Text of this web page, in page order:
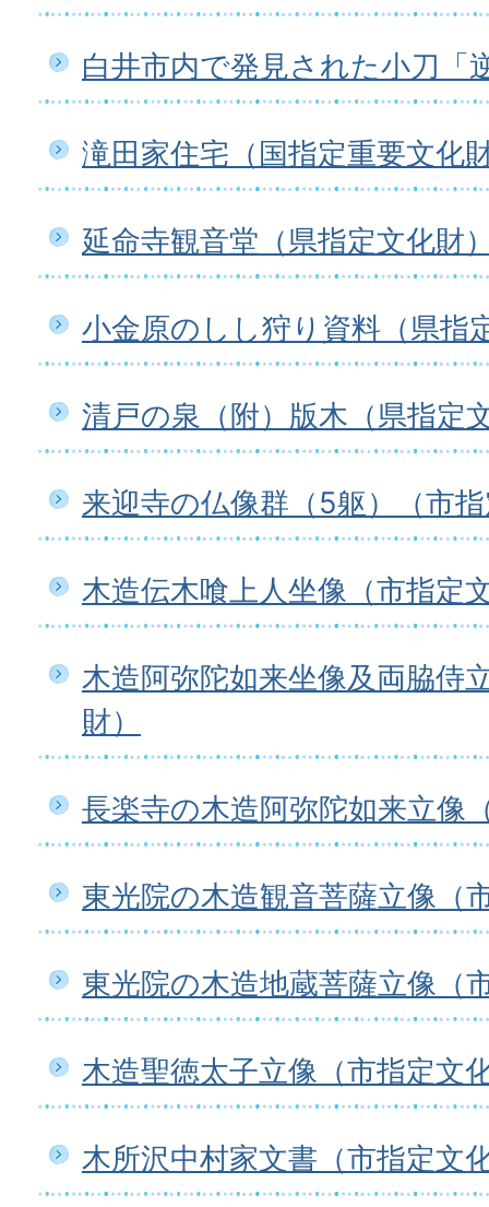
白井市内で発見された小刀「
滝田家住宅（国指定重要文化
延命寺観音堂（県指定文化財
小金原のしし狩り資料（県指
清戸の泉（附）版木（県指定
来迎寺の仏像群（5躯）（市
木造伝木喰上人坐像（市指定
木造阿弥陀如来坐像及両脇侍
財）
長楽寺の木造阿弥陀如来立像
東光院の木造観音菩薩立像（
東光院の木造地蔵菩薩立像（
木造聖徳太子立像（市指定文
木所沢中村家文書（市指定文